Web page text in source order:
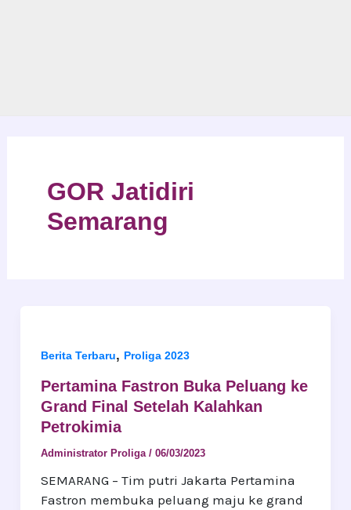
GOR Jatidiri
Semarang
Berita Terbaru, Proliga 2023
Pertamina Fastron Buka Peluang ke
Grand Final Setelah Kalahkan
Petrokimia
Administrator Proliga / 06/03/2023
SEMARANG – Tim putri Jakarta Pertamina
Fastron membuka peluang maju ke grand